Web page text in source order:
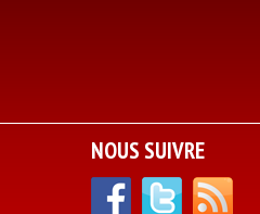
NOUS SUIVRE